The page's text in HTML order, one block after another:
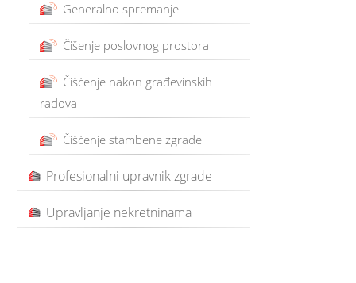
Generalno spremanje
Čišenje poslovnog prostora
Čišćenje nakon građevinskih
radova
Čišćenje stambene zgrade
Profesionalni upravnik zgrade
Upravljanje nekretninama